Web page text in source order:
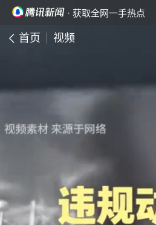
· 获取全网一手热点
首页 视频